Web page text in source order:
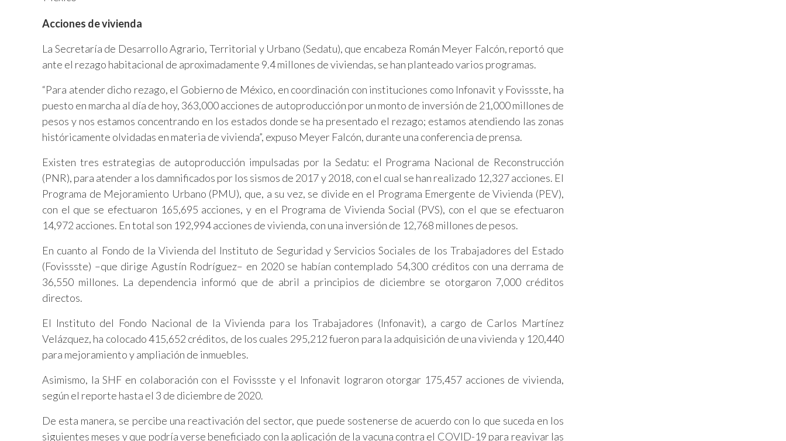
Acciones de vivienda
La Secretaría de Desarrollo Agrario, Territorial y Urbano (Sedatu), que encabeza Román Meyer Falcón, reportó que
ante el rezago habitacional de aproximadamente 9.4 millones de viviendas, se han planteado varios programas.
“Para atender dicho rezago, el Gobierno de México, en coordinación con instituciones como Infonavit y Fovissste, ha
puesto en marcha al día de hoy, 363,000 acciones de autoproducción por un monto de inversión de 21,000 millones de
pesos y nos estamos concentrando en los estados donde se ha presentado el rezago; estamos atendiendo las zonas
históricamente olvidadas en materia de vivienda”, expuso Meyer Falcón, durante una conferencia de prensa.
Existen tres estrategias de autoproducción impulsadas por la Sedatu: el Programa Nacional de Reconstrucción
(PNR), para atender a los damnificados por los sismos de 2017 y 2018, con el cual se han realizado 12,327 acciones. El
Programa de Mejoramiento Urbano (PMU), que, a su vez, se divide en el Programa Emergente de Vivienda (PEV),
con el que se efectuaron 165,695 acciones, y en el Programa de Vivienda Social (PVS), con el que se efectuaron
14,972 acciones. En total son 192,994 acciones de vivienda, con una inversión de 12,768 millones de pesos.
En cuanto al Fondo de la Vivienda del Instituto de Seguridad y Servicios Sociales de los Trabajadores del Estado
(Fovissste) –que dirige Agustín Rodríguez– en 2020 se habían contemplado 54,300 créditos con una derrama de
36,550 millones. La dependencia informó que de abril a principios de diciembre se otorgaron 7,000 créditos
directos.
El Instituto del Fondo Nacional de la Vivienda para los Trabajadores (Infonavit), a cargo de Carlos Martínez
Velázquez, ha colocado 415,652 créditos, de los cuales 295,212 fueron para la adquisición de una vivienda y 120,440
para mejoramiento y ampliación de inmuebles.
Asimismo, la SHF en colaboración con el Fovissste y el Infonavit lograron otorgar 175,457 acciones de vivienda,
según el reporte hasta el 3 de diciembre de 2020.
De esta manera, se percibe una reactivación del sector, que puede sostenerse de acuerdo con lo que suceda en los
siguientes meses y que podría verse beneficiado con la aplicación de la vacuna contra el COVID-19 para reavivar las